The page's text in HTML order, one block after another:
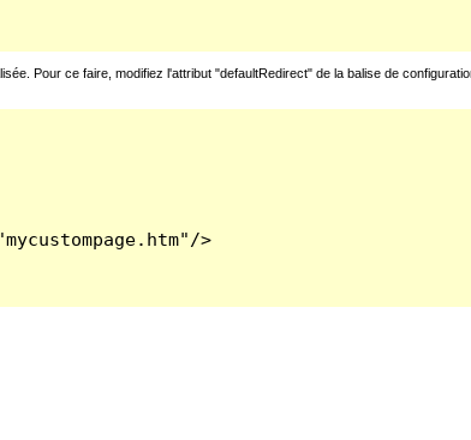
Pour ce faire, modifiez l'attribut "defaultRedirect" de la balise de
>